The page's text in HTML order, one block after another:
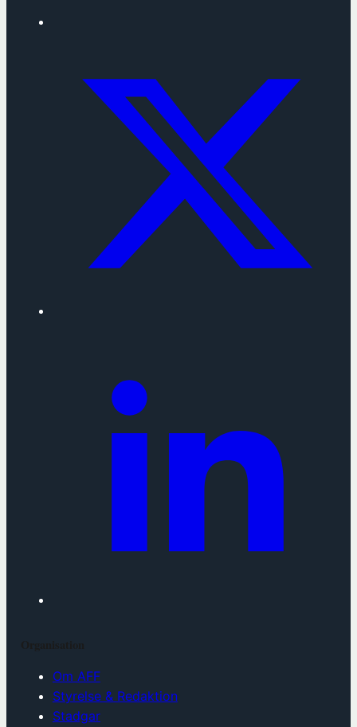
Om AFF
Styrelse & Redaktion
Stadgar